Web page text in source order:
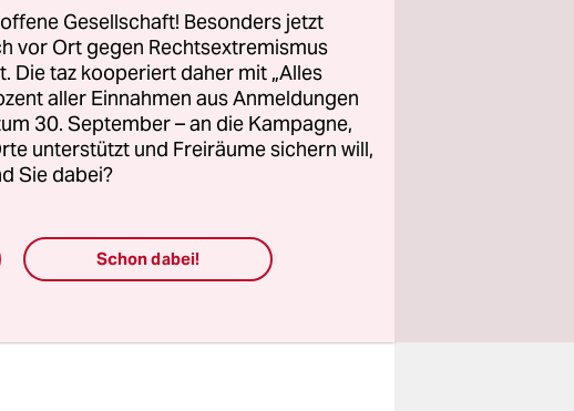
Gesellschaft! Besonders jetzt
vor Ort gegen Rechtsextremismus
Die taz kooperiert daher mit „Alles
aller Einnahmen aus Anmeldungen
30. September – an die Kampagne,
unterstützt und Freiräume sichern will,
Sie dabei?
Schon dabei!